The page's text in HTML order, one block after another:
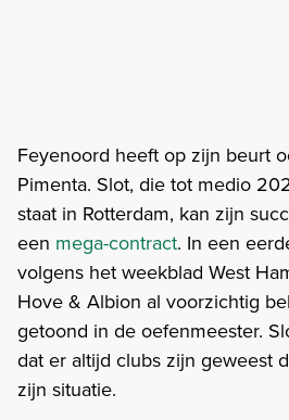
Feyenoord heeft op zijn beurt
Pimenta. Slot, die tot medio
staat in Rotterdam, kan zijn
een mega-contract. In een
volgens het weekblad West
Hove & Albion al voorzichtig
getoond in de oefenmeester.
dat er altijd clubs zijn geweest
zijn situatie.